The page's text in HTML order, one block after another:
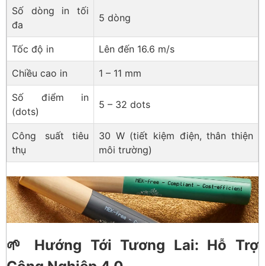
Số dòng in tối
đa
5 dòng
Tốc độ in Lên đến 16.6 m/s
Chiều cao in 1 – 11 mm
Số điểm in
(dots)
5 – 32 dots
Công suất tiêu
thụ
30 W (tiết kiệm điện, thân thiện
môi trường)
🌱 Hướng Tới Tương Lai: Hỗ Trợ